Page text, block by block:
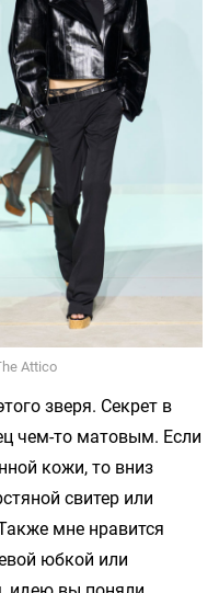
Attico
зверя. Секрет в
чем-то матовым. Если
кожи, то вниз
свитер или
мне нравится
юбкой или